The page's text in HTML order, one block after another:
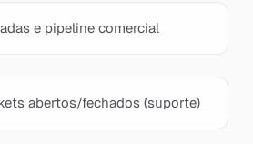
e pipeline comercial
abertos/fechados (suporte)